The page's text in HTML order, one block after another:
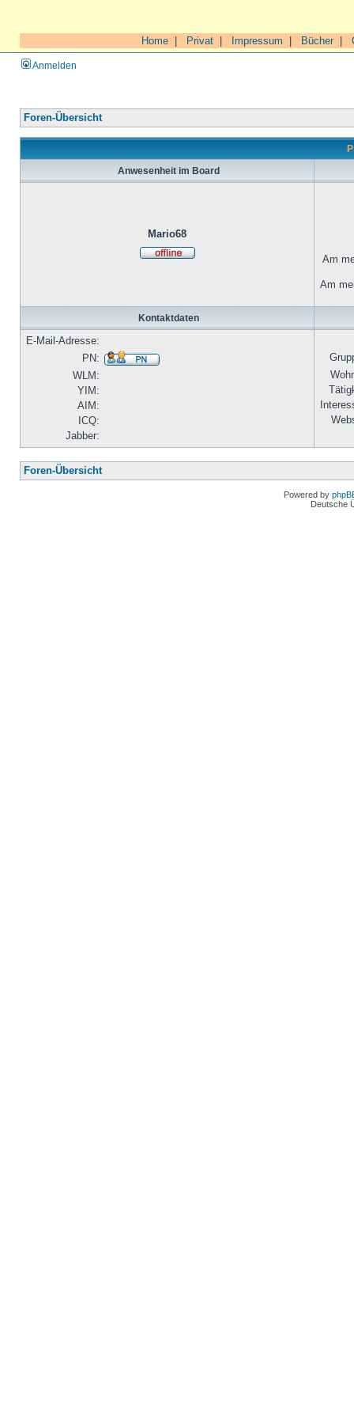
Home Privat Impressum Bücher|
Anmelden
Foren-Übersicht
Anwesenheit im Board
Mario68
Am
Am
Kontaktdaten
E-Mail-Adresse:
PN:
WLM:
YIM:
AIM:
ICQ:
Jabber:
Foren-Übersicht
Powered by
Deutsche